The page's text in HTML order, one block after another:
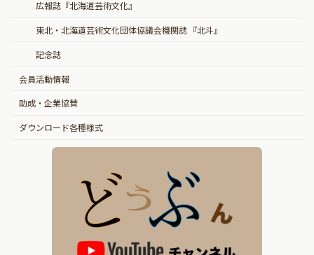
広報誌『北海道芸術文化』
東北・北海道芸術文化団体協議会機関誌 『北斗』
記念誌
会員活動情報
助成・企業協賛
ダウンロード各種様式